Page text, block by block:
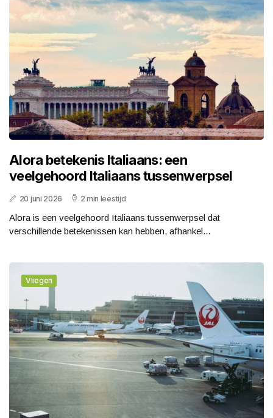
Alora betekenis Italiaans: een
veelgehoord Italiaans tussenwerpsel
20 juni 2026 2 min leestijd
Alora is een veelgehoord Italiaans tussenwerpsel dat
verschillende betekenissen kan hebben, afhankel...
Vliegen